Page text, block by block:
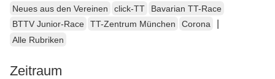
Neues aus den Vereinen
click-TT
Bavarian TT-Race
BTTV Junior-Race
TT-Zentrum München Corona
Alle Rubriken
Zeitraum